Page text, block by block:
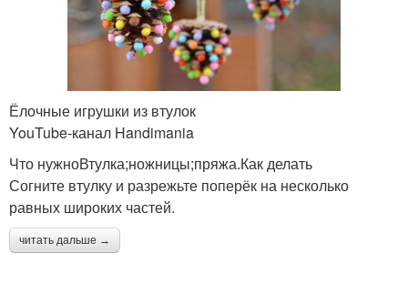
Ёлочные игрушки из втулок
YouTube‑канал Handimania
Что нужноВтулка;ножницы;пряжа.Как делать
Согните втулку и разрежьте поперёк на несколько
равных широких частей.
читать дальше →